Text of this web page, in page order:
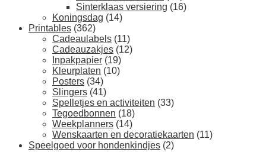
Sinterklaas versiering (16)
Koningsdag (14)
Printables (362)
Cadeaulabels (11)
Cadeauzakjes (12)
Inpakpapier (19)
Kleurplaten (10)
Posters (34)
Slingers (41)
Spelletjes en activiteiten (33)
Tegoedbonnen (18)
Weekplanners (14)
Wenskaarten en decoratiekaarten (11)
Speelgoed voor hondenkindjes (2)